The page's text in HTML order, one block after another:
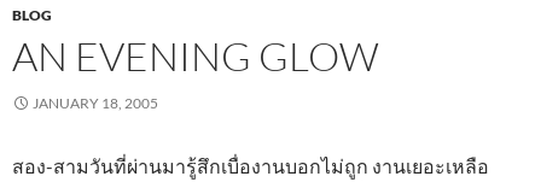
BLOG
AN EVENING GLOW
JANUARY 18, 2005
สอง-สามวันที่ผ่านมารู้สึกเบื่องานบอกไม่ถูก งานเยอะเหลือ